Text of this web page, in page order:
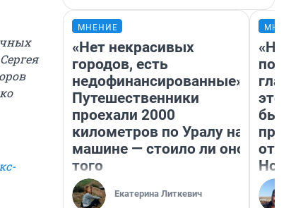
МНЕНИЕ
«Нет некрасивых
городов, есть
недофинансированные».
Путешественники
проехали 2000
километров по Уралу на
машине — стоило ли оно
того
Екатерина Литкевич
этого
бьет